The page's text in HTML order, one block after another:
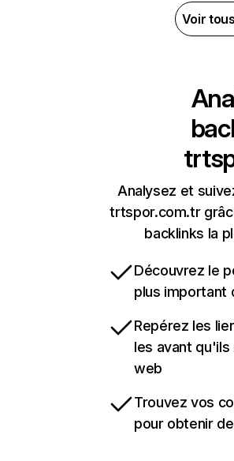
Voir
Analysez et
trtspor.com.tr
backlinks la
Découvrez le
plus important
Repérez les
les avant
web
Trouvez vos
pour obtenir